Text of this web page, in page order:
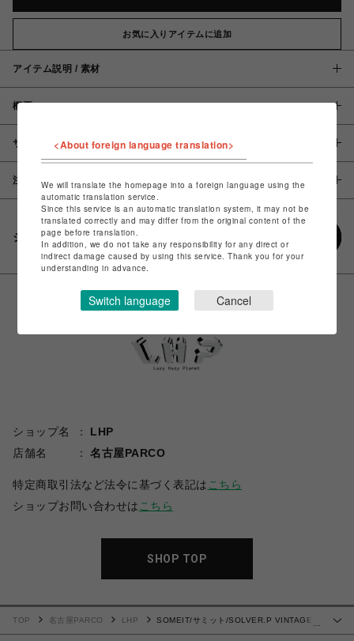
お気に入りアイテムに追加
アイテム説明 / 素材
概要
サイズ
注意事項
シェアする
ショップ名
LHP
店舗名
名古屋PARCO
特定商取引法など法令に基づく表記は こちら
ショップお問い合わせは こちら
SHOP TOP
…
TOP 名古屋PARCO LHP
SOMEIT/サミット/SOLVER.P VINTAGE
<About foreign language translation>
We will translate the homepage into a foreign language using the
automatic translation service.
Since this service is an automatic translation system, it may not be
translated correctly and may differ from the original content of the
page before translation.
In addition, we do not take any responsibility for any direct or
indirect damage caused by using this service. Thank you for your
understanding in advance.
Switch language Cancel